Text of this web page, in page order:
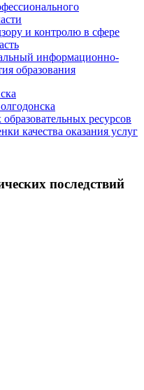
и контролю в сфере
информационно-
образования
ресурсов
качества оказания услуг
последствий